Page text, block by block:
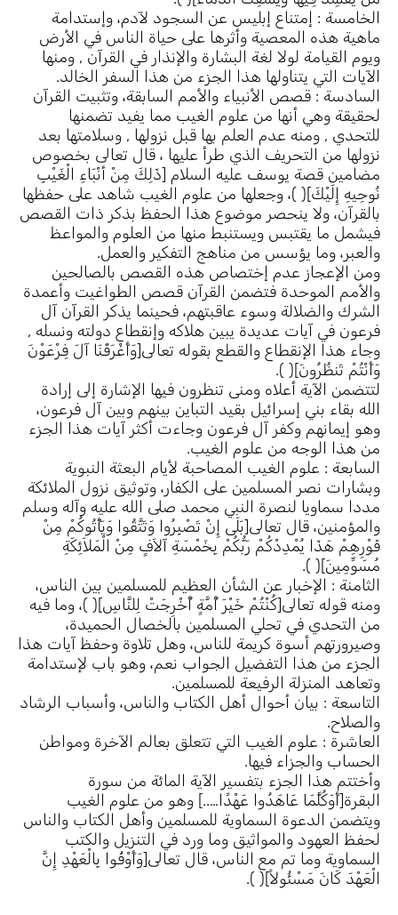
الخامسة : إمتناع إبليس عن السجود لآدم، وإستدامة
ماهية هذه المعصية وأثرها على حياة الناس في الأرض
ويوم القيامة لولا لغة البشارة والإنذار في القرآن , ومنها
الآيات التي يتناولها هذا الجزء من هذا السفر الخالد.
السادسة : قصص الأنبياء والأمم السابقة، وتثبيت القرآن
لحقيقة وهي أنها من علوم الغيب مما يفيد تضمنها
للتحدي , ومنه عدم العلم بها قبل نزولها , وسلامتها بعد
نزولها من التحريف الذي طرأ عليها ، قال تعالى بخصوص
مضامين قصة يوسف عليه السلام [ذَلِكَ مِنْ أنْبَاءِ الْغَيْبِ
نُوحِيهِ إِلَيْكَ]( )، وجعلها من علوم الغيب شاهد على حفظها
بالقرآن، ولا ينحصر موضوع هذا الحفظ بذكر ذات القصص
فيشمل ما يقتبس ويستنبط منها من العلوم والمواعظ
والعبر، وما يؤسس من مناهج التفكير والعمل.
ومن الإعجاز عدم إختصاص هذه القصص بالصالحين
والأمم الموحدة فتضمن القرآن قصص الطواغيت وأعمدة
الشرك والضلالة وسوء عاقبتهم، فحينما يذكر القرآن آل
فرعون في آيات عديدة يبين هلاكه وإنقطاع دولته ونسله ,
وجاء هذا الإنقطاع والقطع بقوله تعالى[وَأَغْرَقْنَا آلَ فِرْعَوْنَ
وَأَنْتُمْ تَنظُرُونَ]( ).
لتتضمن الآية أعلاه ومنى تنظرون فيها الإشارة إلى إرادة
الله بقاء بني إسرائيل بقيد التباين بينهم وبين آل فرعون،
وهو إيمانهم وكفر آل فرعون وجاءت أكثر آيات هذا الجزء
من هذا الوجه من علوم الغيب.
السابعة : علوم الغيب المصاحبة لأيام البعثة النبوية
وبشارات نصر المسلمين على الكفار، وتوثيق نزول الملائكة
مددا سماويا لنصرة النبي محمد صلى الله عليه وآله وسلم
والمؤمنين، قال تعالى[بَلَى إِنْ تَصْبِرُوا وَتَتَّقُوا وَيَأْتُوكُمْ مِنْ
فَوْرِهِمْ هَذَا يُمْدِدْكُمْ رَبُّكُمْ بِخَمْسَةِ آلاَفٍ مِنْ الْمَلاَئِكَةِ
مُسَوِّمِينَ]( ).
الثامنة : الإخبار عن الشأن العظيم للمسلمين بين الناس،
ومنه قوله تعالى[كُنْتُمْ خَيْرَ أُمَّةٍ أُخْرِجَتْ لِلنَّاسِ]( )، وما فيه
من التحدي في تحلي المسلمين بالخصال الحميدة،
وصيرورتهم أسوة كريمة للناس، وهل تلاوة وحفظ آيات هذا
الجزء من هذا التفضيل الجواب نعم، وهو باب لإستدامة
وتعاهد المنزلة الرفيعة للمسلمين.
التاسعة : بيان أحوال أهل الكتاب والناس، وأسباب الرشاد
والصلاح.
العاشرة : علوم الغيب التي تتعلق بعالم الآخرة ومواطن
الحساب والجزاء فيها.
وأختتم هذا الجزء بتفسير الآية المائة من سورة
البقرة[أَوَكُلَّمَا عَاهَدُوا عَهْدًا…..] وهو من علوم الغيب
ويتضمن الدعوة السماوية للمسلمين وأهل الكتاب والناس
لحفظ العهود والمواثيق وما ورد في التنزيل والكتب
السماوية وما تم مع الناس، قال تعالى[وَأَوْفُوا بِالْعَهْدِ إِنَّ
الْعَهْدَ كَانَ مَسْئُولاً]( ).